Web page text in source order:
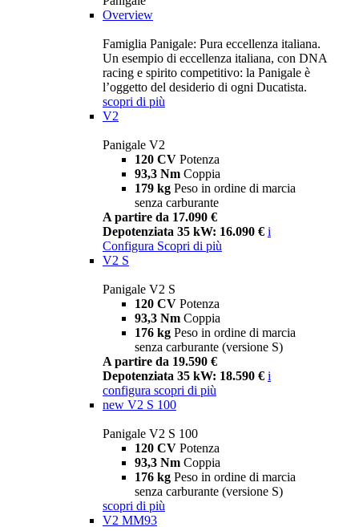
Overview
Famiglia Panigale: Pura eccellenza italiana.
Un esempio di eccellenza italiana, con DNA
racing e spirito competitivo: la Panigale è
l’oggetto del desiderio di ogni Ducatista.
scopri di più
V2
Panigale V2
120 CV Potenza
93,3 Nm Coppia
179 kg Peso in ordine di marcia
senza carburante
A partire da 17.090 €
Depotenziata 35 kW: 16.090 € i
Configura Scopri di più
V2 S
Panigale V2 S
120 CV Potenza
93,3 Nm Coppia
176 kg Peso in ordine di marcia
senza carburante (versione S)
A partire da 19.590 €
Depotenziata 35 kW: 18.590 € i
configura scopri di più
new V2 S 100
Panigale V2 S 100
120 CV Potenza
93,3 Nm Coppia
176 kg Peso in ordine di marcia
senza carburante (versione S)
scopri di più
V2 MM93